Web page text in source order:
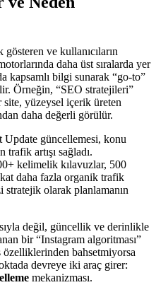
ve kullanıcıların
daha üst sıralarda yer
kapsamlı bilgi sunarak “go-to”
Örneğin, “SEO stratejileri”
site, yüzeysel içerik üreten
daha değerli görülür.
Update güncellemesi, konu
artışı sağladı.
kelimelik kılavuzlar, 500
daha fazla organik trafik
olarak planlamanın
değil, güncellik ve derinlikle
bir “Instagram algoritması”
bahsetmiyorsa
devreye iki araç girer:
mekanizması.